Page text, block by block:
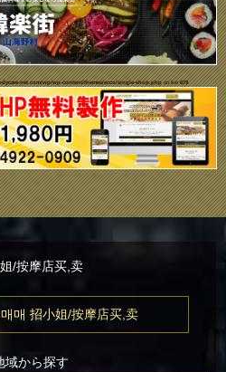
net.com/wp/wp-content/themes/ecco/single-shop.phpon line679
/按摩店买,卖
매 招小姐/按摩店买,卖
域から探す